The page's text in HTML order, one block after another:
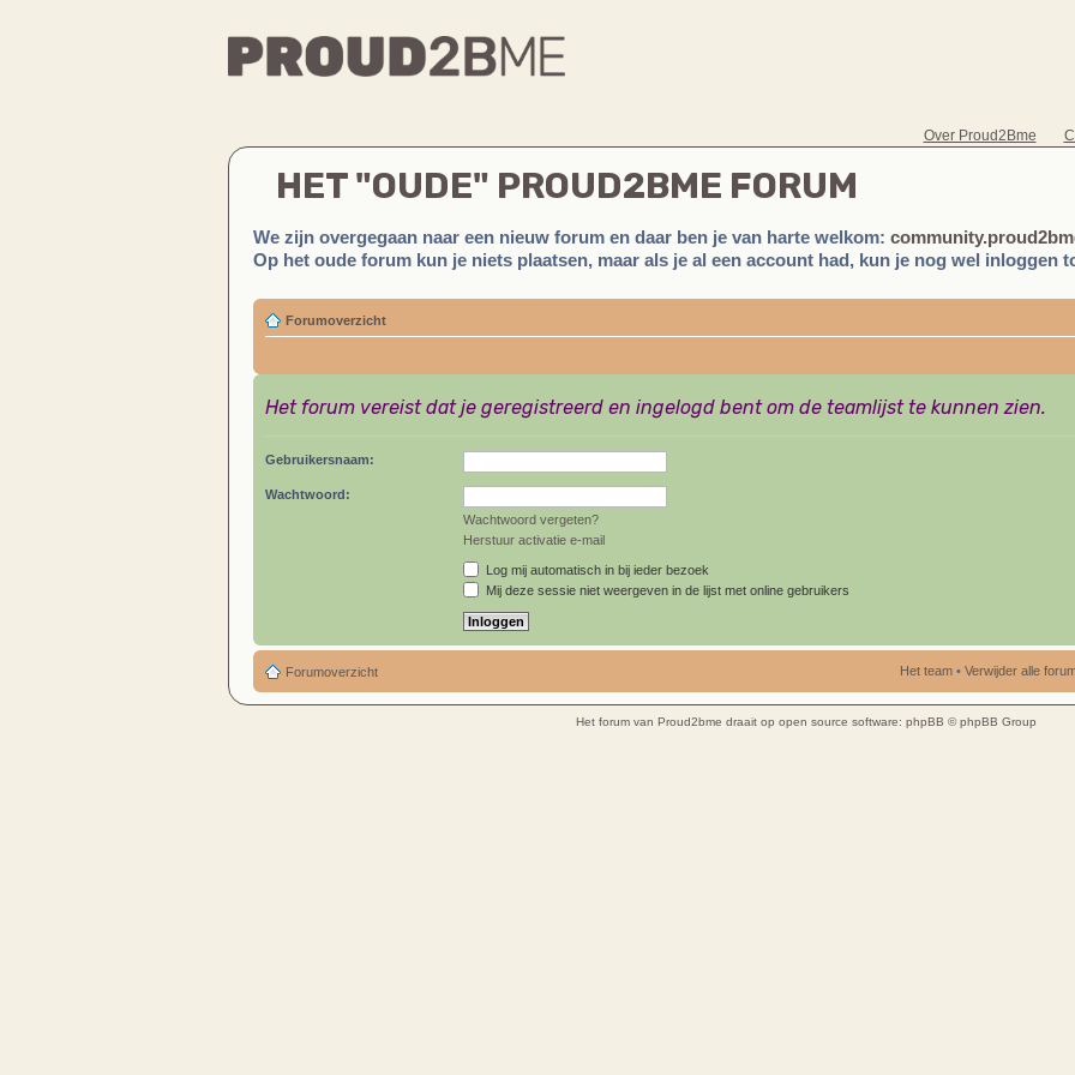
Over Proud2Bme
HET "OUDE" PROUD2BME FORUM
We zijn overgegaan naar een nieuw forum en daar ben je van harte welkom:
Op het oude forum kun je niets plaatsen, maar als je al een account had, kun je nog wel inloggen
Forumoverzicht
Het forum vereist dat je geregistreerd en ingelogd bent om de teamlijst te kunnen zien.
Gebruikersnaam:
Wachtwoord:
Wachtwoord vergeten?
Herstuur activatie e-mail
Log mij automatisch in bij ieder bezoek
Mij deze sessie niet weergeven in de lijst met online gebruikers
Forumoverzicht Het team• Verwijder alle
Het forum van Proud2bme draait op open source software: phpBB © phpBB Group